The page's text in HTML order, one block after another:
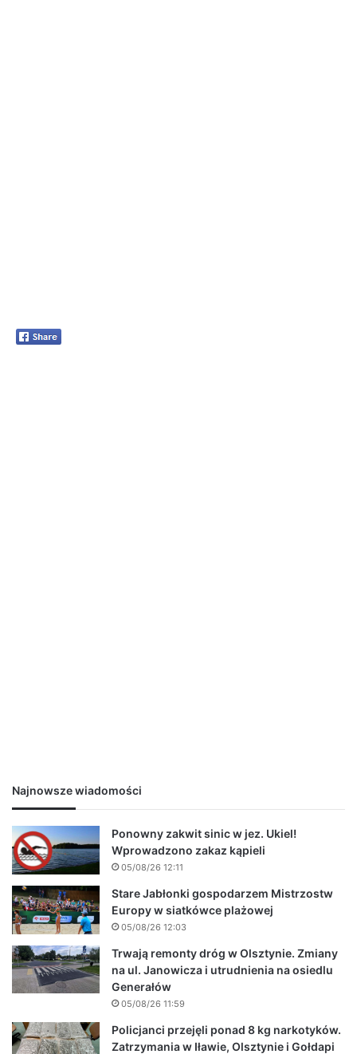
Najnowsze wiadomości
Ponowny zakwit sinic w jez. Ukiel!
Wprowadzono zakaz kąpieli
05/08/26 12:11
Stare Jabłonki gospodarzem Mistrzostw
Europy w siatkówce plażowej
05/08/26 12:03
Trwają remonty dróg w Olsztynie. Zmiany
na ul. Janowicza i utrudnienia na osiedlu
Generałów
05/08/26 11:59
Policjanci przejęli ponad 8 kg narkotyków.
Zatrzymania w Iławie, Olsztynie i Gołdapi